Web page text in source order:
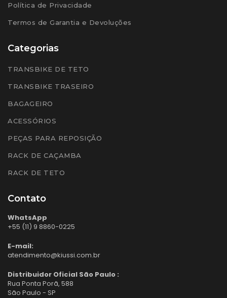
Política de Privacidade
Termos de Garantia e Devoluções
Categorias
TRANSBIKE DE TETO
TRANSBIKE TRASEIRO
BAGAGEIRO
ACESSÓRIOS
PEÇAS PARA REPOSIÇÃO
RACK DE CAÇAMBA
RACK DE TETO
Contato
WhatsApp
+55 (11) 9 8860-0225
E-mail:
atendimento@kiussi.com.br
Distribuidor Oficial São Paulo :
Rua Ponta Porã, 588
São Paulo - SP